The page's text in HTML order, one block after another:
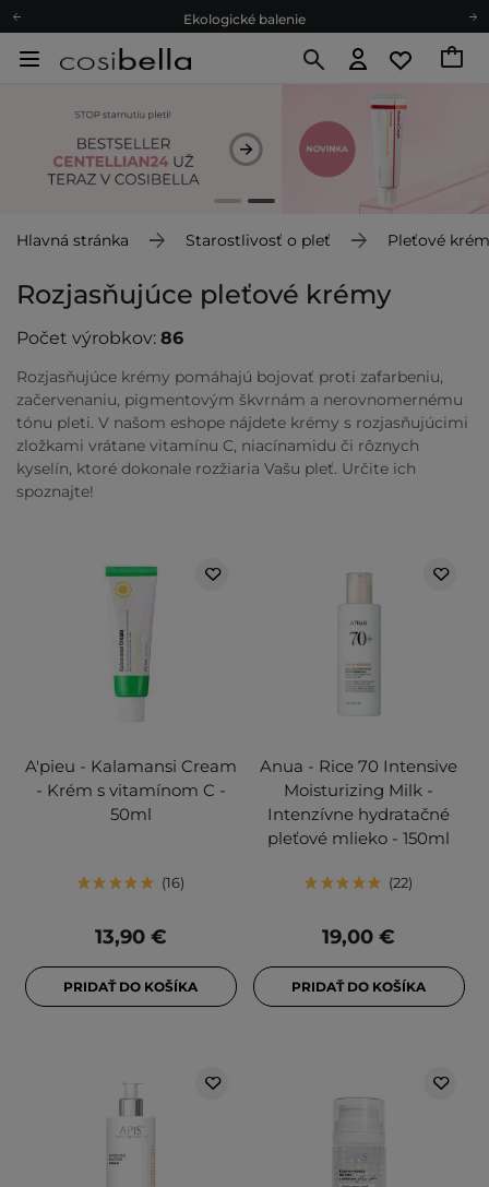
Ekologické balenie
Odmeňovací program
Ekologické balenie
Hlavná stránka Starostlivosť o pleť Pleťové
Rozjasňujúce pleťové krémy
Počet výrobkov: 86
Rozjasňujúce krémy pomáhajú bojovať proti zafarbeniu,
začervenaniu, pigmentovým škvrnám a nerovnomernému
tónu pleti. V našom eshope nájdete krémy s rozjasňujúcimi
zložkami vrátane vitamínu C, niacínamidu či rôznych
kyselín, ktoré dokonale rozžiaria Vašu pleť. Určite ich
spoznajte!
A'pieu - Kalamansi Cream
- Krém s vitamínom C -
50ml
16
13,90 €
PRIDAŤ DO KOŠÍKA
Anua - Rice 70 Intensive
Moisturizing Milk -
Intenzívne hydratačné
pleťové mlieko - 150ml
22
19,00 €
PRIDAŤ DO KOŠÍKA